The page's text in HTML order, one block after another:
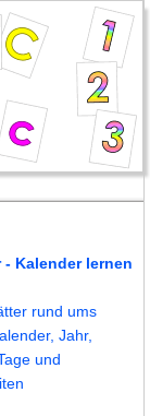
- Kalender lernen
rund ums
Jahr,
und